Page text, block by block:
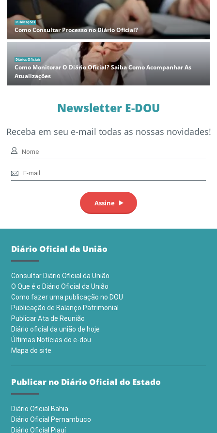
Publicações
Como Consultar Processo no Diário Oficial?
Diários Oficiais
Como Monitorar O Diário Oficial? Saiba Como Acompanhar As
Atualizações
Newsletter E-DOU
Receba em seu e-mail todas as nossas novidades!
Diário Oficial da União
Consultar Diário Oficial da União
O Que é o Diário Oficial da União
Como fazer uma publicação no DOU
Publicação de Balanço Patrimonial
Publicar Ata de Reunião
Diário oficial da união de hoje
Últimas Notícias do e-dou
Mapa do site
Publicar no Diário Oficial do Estado
Diário Oficial Bahia
Diário Oficial Pernambuco
Diário Oficial Piauí